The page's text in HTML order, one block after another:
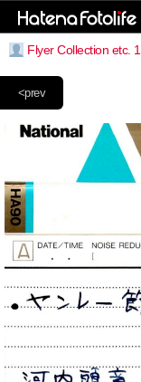
Flyer Collection etc.
<prev